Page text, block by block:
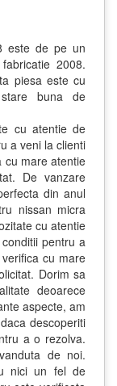
este de pe un
2008.
piesa este cu
buna de
cu atentie de
a veni la clienti
cu mare atentie
De vanzare
din anul
nissan micra
cu atentie
pentru a
cu mare
Dorim sa
deoarece
aspecte, am
descoperiti
a o rezolva.
de noi.
nici un fel de